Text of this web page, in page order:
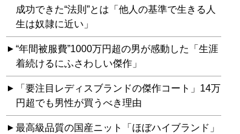
成功できた“法則”とは「他人の基準で生きる人
生は奴隷に近い」
“年間被服費”1000万円超の男が感動した「生涯
着続けるにふさわしい傑作」
「要注目レディスブランドの傑作コート」14万
円超でも男性が買うべき理由
最高級品質の国産ニット「ほぼハイブランド」